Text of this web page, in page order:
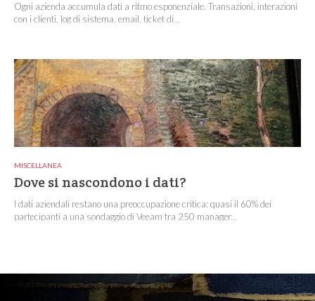
Ogni azienda accumula dati a ritmo esponenziale. Transazioni, interazioni
con i clienti, log di sistema, email, ticket di...
MISCELLANEA
Dove si nascondono i dati?
I dati aziendali restano una preoccupazione critica: quasi il 60% dei
partecipanti a una sondaggio di Veeam tra 250 manager...